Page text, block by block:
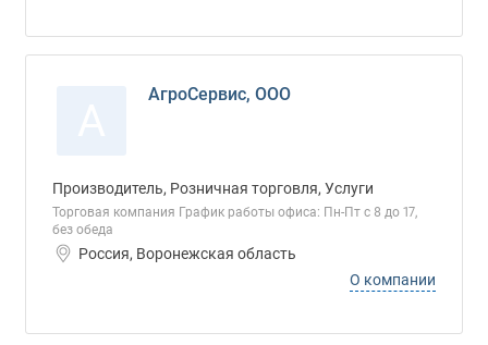
АгроСервис, ООО
Производитель, Розничная торговля, Услуги
Торговая компания График работы офиса: Пн-Пт с 8 до 17,
без обеда
Россия, Воронежская область
О компании